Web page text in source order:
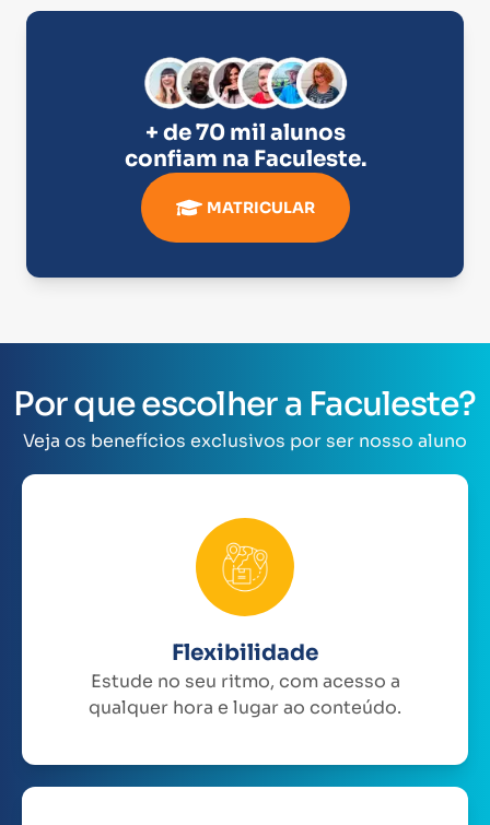
+ de 70 mil alunos
confiam na Faculeste.
MATRICULAR
Por que escolher a Faculeste?
Veja os benefícios exclusivos por ser nosso aluno
Flexibilidade
Estude no seu ritmo, com acesso a
qualquer hora e lugar ao conteúdo.